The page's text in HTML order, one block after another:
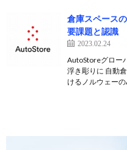
倉庫スペース
要課題と認識
2023.02.24
AutoStoreグロー
浮き彫りに 自動
けるノルウェー